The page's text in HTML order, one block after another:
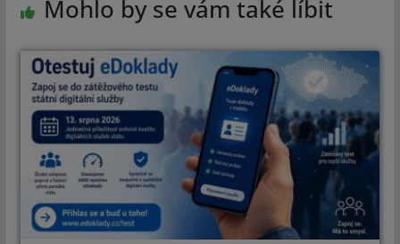
Mohlo by se vám také líbit